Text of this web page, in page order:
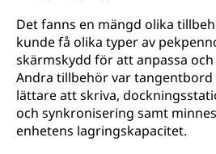
Det fanns en mängd olika
kunde få olika typer av
skärmskydd för att anpassa
Andra tillbehör var
lättare att skriva,
och synkronisering samt
enhetens lagringskapacitet.